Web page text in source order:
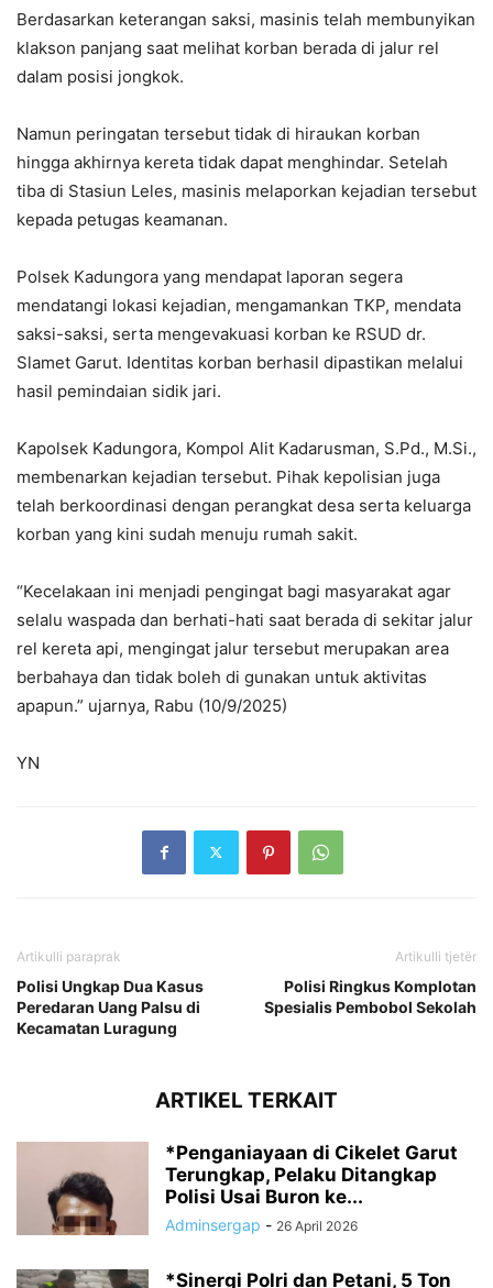
Berdasarkan keterangan saksi, masinis telah membunyikan
klakson panjang saat melihat korban berada di jalur rel
dalam posisi jongkok.
Namun peringatan tersebut tidak di hiraukan korban
hingga akhirnya kereta tidak dapat menghindar. Setelah
tiba di Stasiun Leles, masinis melaporkan kejadian tersebut
kepada petugas keamanan.
Polsek Kadungora yang mendapat laporan segera
mendatangi lokasi kejadian, mengamankan TKP, mendata
saksi-saksi, serta mengevakuasi korban ke RSUD dr.
Slamet Garut. Identitas korban berhasil dipastikan melalui
hasil pemindaian sidik jari.
Kapolsek Kadungora, Kompol Alit Kadarusman, S.Pd., M.Si.,
membenarkan kejadian tersebut. Pihak kepolisian juga
telah berkoordinasi dengan perangkat desa serta keluarga
korban yang kini sudah menuju rumah sakit.
“Kecelakaan ini menjadi pengingat bagi masyarakat agar
selalu waspada dan berhati-hati saat berada di sekitar jalur
rel kereta api, mengingat jalur tersebut merupakan area
berbahaya dan tidak boleh di gunakan untuk aktivitas
apapun.” ujarnya, Rabu (10/9/2025)
YN
Artikulli paraprak
Polisi Ungkap Dua Kasus
Peredaran Uang Palsu di
Kecamatan Luragung
Artikulli tjetër
Polisi Ringkus Komplotan
Spesialis Pembobol Sekolah
ARTIKEL TERKAIT
*Penganiayaan di Cikelet Garut
Terungkap, Pelaku Ditangkap
Polisi Usai Buron ke...
Adminsergap - 26 April 2026
‎*Sinergi Polri dan Petani, 5 Ton